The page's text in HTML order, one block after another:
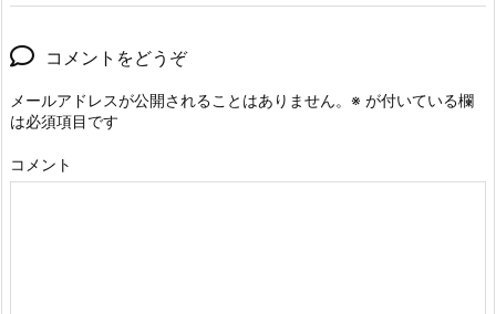
コメントをどうぞ
メールアドレスが公開されることはありません。 ※ が付いている欄
は必須項目です
コメント